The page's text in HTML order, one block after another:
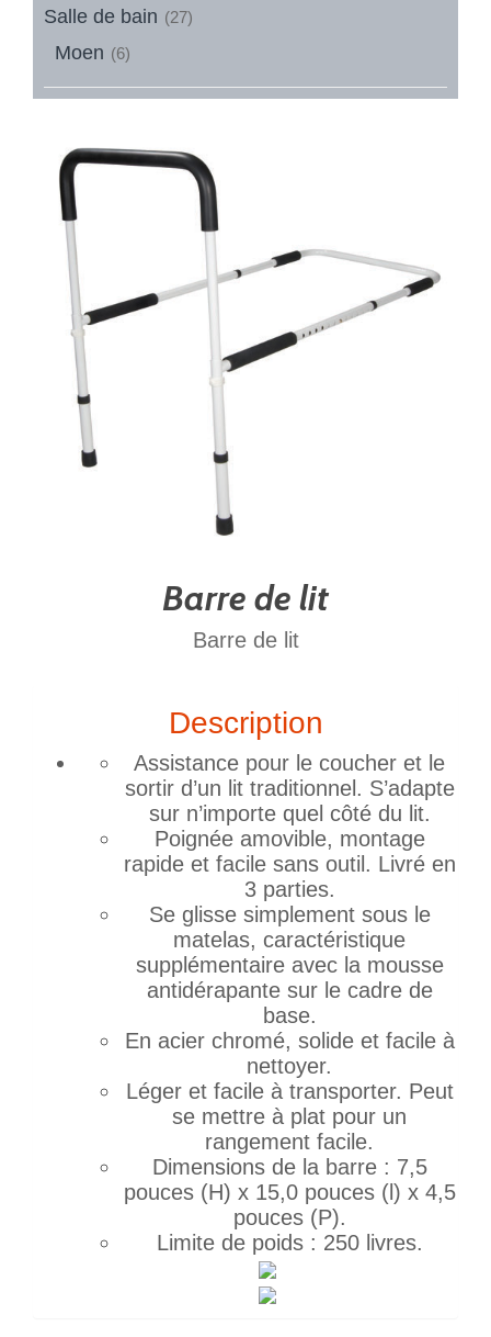
Salle de bain (27)
Moen (6)
Barre de lit
Barre de lit
Description
Assistance pour le coucher et le
sortir d’un lit traditionnel. S’adapte
sur n’importe quel côté du lit.
Poignée amovible, montage
rapide et facile sans outil. Livré en
3 parties.
Se glisse simplement sous le
matelas, caractéristique
supplémentaire avec la mousse
antidérapante sur le cadre de
base.
En acier chromé, solide et facile à
nettoyer.
Léger et facile à transporter. Peut
se mettre à plat pour un
rangement facile.
Dimensions de la barre : 7,5
pouces (H) x 15,0 pouces (l) x 4,5
pouces (P).
Limite de poids : 250 livres.